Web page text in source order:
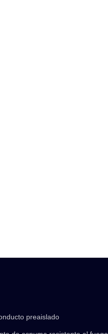
preaislado